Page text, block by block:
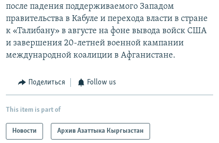
после падения поддерживаемого Западом
правительства в Кабуле и перехода власти в стране
к «Талибану» в августе на фоне вывода войск США
и завершения 20-летней военной кампании
международной коалиции в Афганистане.
Поделиться Follow us
This item is part of
Новости Архив Азаттыка Кыргызстан